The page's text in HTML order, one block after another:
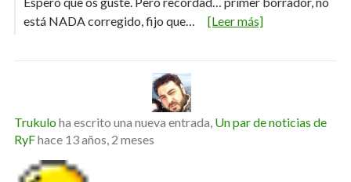
está NADA corregido, fijo que…
[Leer más]
Trukuloha escrito una nueva entrada, Un par de noticias de
RyFhace 13 años, 2 meses